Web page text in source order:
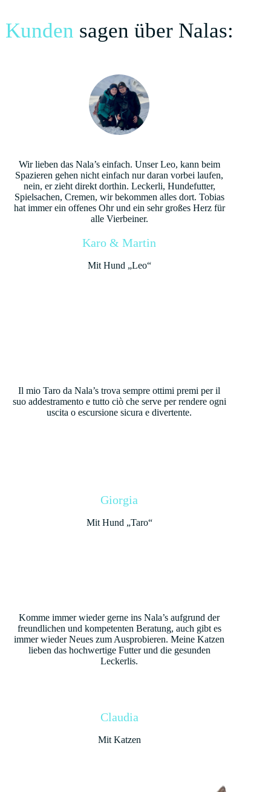
Kunden sagen über Nalas:
Wir lieben das Nala’s einfach. Unser Leo, kann beim
Spazieren gehen nicht einfach nur daran vorbei laufen,
nein, er zieht direkt dorthin. Leckerli, Hundefutter,
Spielsachen, Cremen, wir bekommen alles dort. Tobias
hat immer ein offenes Ohr und ein sehr großes Herz für
alle Vierbeiner.
Karo & Martin
Mit Hund „Leo“
Il mio Taro da Nala’s trova sempre ottimi premi per il
suo addestramento e tutto ciò che serve per rendere ogni
uscita o escursione sicura e divertente.
Giorgia
Mit Hund „Taro“
Komme immer wieder gerne ins Nala’s aufgrund der
freundlichen und kompetenten Beratung, auch gibt es
immer wieder Neues zum Ausprobieren. Meine Katzen
lieben das hochwertige Futter und die gesunden
Leckerlis.
Claudia
Mit Katzen